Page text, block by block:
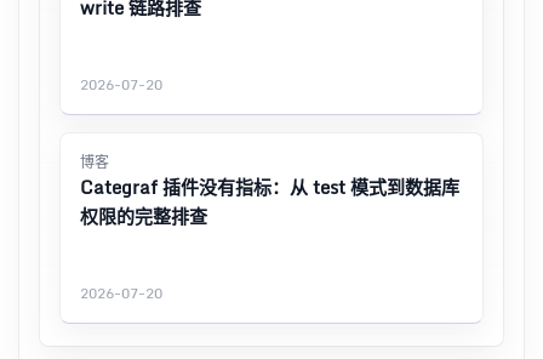
write 链路排查
2026-07-20
博客
Categraf 插件没有指标：从 test 模式到数据库
权限的完整排查
2026-07-20